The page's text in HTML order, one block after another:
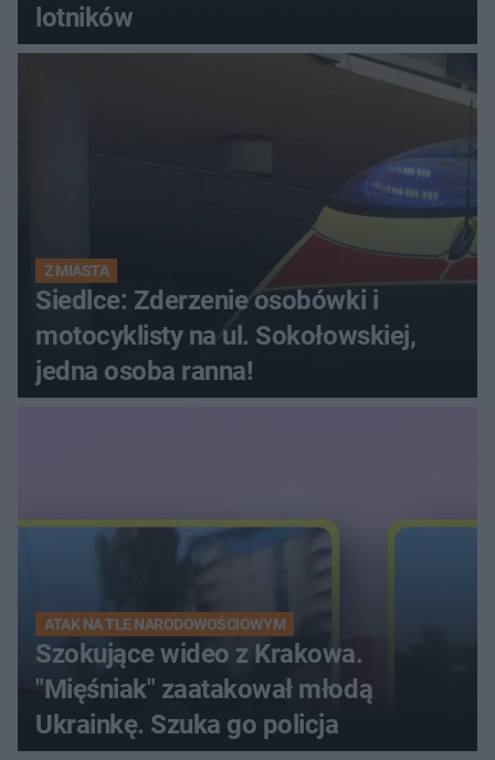
lotników
Z MIASTA
Siedlce: Zderzenie osobówki i
motocyklisty na ul. Sokołowskiej,
jedna osoba ranna!
ATAK NA TLE NARODOWOŚCIOWYM
Szokujące wideo z Krakowa.
"Mięśniak" zaatakował młodą
Ukrainkę. Szuka go policja